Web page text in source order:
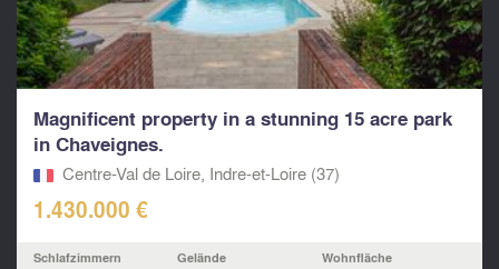
Magnificent property in a stunning 15 acre park
in Chaveignes.
Centre-Val de Loire, Indre-et-Loire (37)
1.430.000 €
Schlafzimmern Gelände Wohnfläche